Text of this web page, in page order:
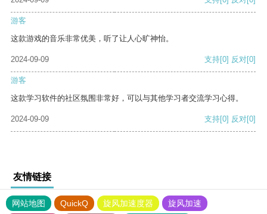
游客
这款游戏的音乐非常优美，听了让人心旷神怡。
2024-09-09 支持[0] 反对[0]
游客
这款学习软件的社区氛围非常好，可以与其他学习者交流学习心得。
2024-09-09 支持[0] 反对[0]
友情链接
网站地图 QuickQ 旋风加速度器
旋风加速